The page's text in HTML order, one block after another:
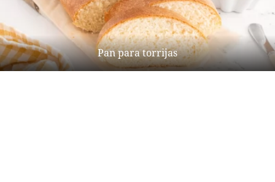
Pan para torrijas